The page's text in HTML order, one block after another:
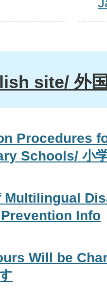
site/ 外
Procedures
Schools/ 小
Multilingual
Info
Will be